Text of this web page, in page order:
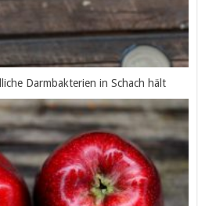
Darmbakterien in Schach hält